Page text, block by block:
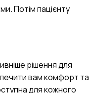
Потім пацієнту
рішення для
вам комфорт та
для кожного